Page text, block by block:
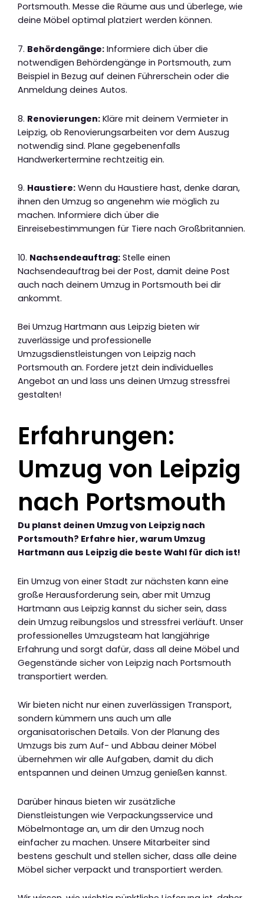
Portsmouth. Messe die Räume aus und überlege, wie
deine Möbel optimal platziert werden können.
7. Behördengänge: Informiere dich über die
notwendigen Behördengänge in Portsmouth, zum
Beispiel in Bezug auf deinen Führerschein oder die
Anmeldung deines Autos.
8. Renovierungen: Kläre mit deinem Vermieter in
Leipzig, ob Renovierungsarbeiten vor dem Auszug
notwendig sind. Plane gegebenenfalls
Handwerkertermine rechtzeitig ein.
9. Haustiere: Wenn du Haustiere hast, denke daran,
ihnen den Umzug so angenehm wie möglich zu
machen. Informiere dich über die
Einreisebestimmungen für Tiere nach Großbritannien.
10. Nachsendeauftrag: Stelle einen
Nachsendeauftrag bei der Post, damit deine Post
auch nach deinem Umzug in Portsmouth bei dir
ankommt.
Bei Umzug Hartmann aus Leipzig bieten wir
zuverlässige und professionelle
Umzugsdienstleistungen von Leipzig nach
Portsmouth an. Fordere jetzt dein individuelles
Angebot an und lass uns deinen Umzug stressfrei
gestalten!
Erfahrungen:
Umzug von Leipzig
nach Portsmouth
Du planst deinen Umzug von Leipzig nach
Portsmouth? Erfahre hier, warum Umzug
Hartmann aus Leipzig die beste Wahl für dich ist!
Ein Umzug von einer Stadt zur nächsten kann eine
große Herausforderung sein, aber mit Umzug
Hartmann aus Leipzig kannst du sicher sein, dass
dein Umzug reibungslos und stressfrei verläuft. Unser
professionelles Umzugsteam hat langjährige
Erfahrung und sorgt dafür, dass all deine Möbel und
Gegenstände sicher von Leipzig nach Portsmouth
transportiert werden.
Wir bieten nicht nur einen zuverlässigen Transport,
sondern kümmern uns auch um alle
organisatorischen Details. Von der Planung des
Umzugs bis zum Auf- und Abbau deiner Möbel
übernehmen wir alle Aufgaben, damit du dich
entspannen und deinen Umzug genießen kannst.
Darüber hinaus bieten wir zusätzliche
Dienstleistungen wie Verpackungsservice und
Möbelmontage an, um dir den Umzug noch
einfacher zu machen. Unsere Mitarbeiter sind
bestens geschult und stellen sicher, dass alle deine
Möbel sicher verpackt und transportiert werden.